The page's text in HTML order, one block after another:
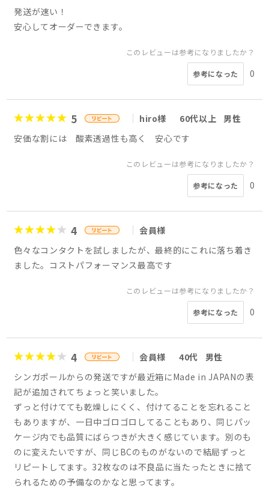
発送が速い！
安心してオーダーできます。
このレビューは参考になりましたか？
参考になった 0
5 hiro様 60代以上
男性
安価な割には 酸素透過性も高く 安心です
このレビューは参考になりましたか？
参考になった 0
4
会員様
色々なコンタクトを試しましたが、最終的にこれに落ち着き
ました。コストパフォーマンス最高です
このレビューは参考になりましたか？
参考になった 0
4 会員様 40代
男性
シンガポールからの発送ですが最近箱にMade in JAPANの表
記が追加されてちょっと笑いました。
ずっと付けてても乾燥しにくく、付けてることを忘れること
もありますが、一日中ゴロゴロしてることもあり、同じパッ
ケージ内でも品質にばらつきが大きく感じています。別のも
のに変えたいですが、同じBCのものがないので結局ずっと
リピートしてます。32枚なのは不良品に当たったときに捨て
られるための予備なのかなと思ってます。